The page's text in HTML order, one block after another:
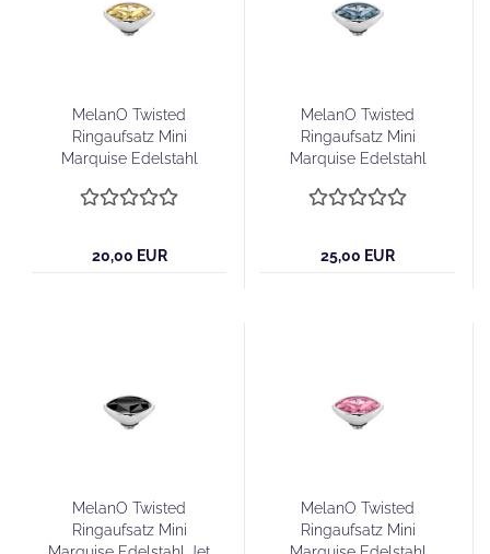
MelanO Twisted
Ringaufsatz Mini
Marquise Edelstahl
20,00 EUR
MelanO Twisted
Ringaufsatz Mini
Marquise Edelstahl
25,00 EUR
MelanO Twisted
Ringaufsatz Mini
MelanO Twisted
Ringaufsatz Mini